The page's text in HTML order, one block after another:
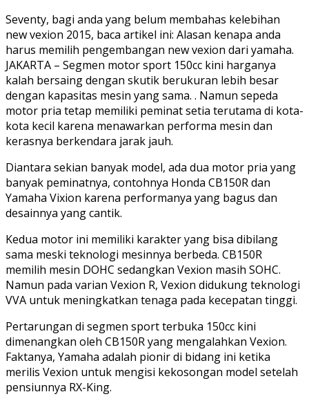
Seventy, bagi anda yang belum membahas kelebihan
new vexion 2015, baca artikel ini: Alasan kenapa anda
harus memilih pengembangan new vexion dari yamaha.
JAKARTA – Segmen motor sport 150cc kini harganya
kalah bersaing dengan skutik berukuran lebih besar
dengan kapasitas mesin yang sama. . Namun sepeda
motor pria tetap memiliki peminat setia terutama di kota-
kota kecil karena menawarkan performa mesin dan
kerasnya berkendara jarak jauh.
Diantara sekian banyak model, ada dua motor pria yang
banyak peminatnya, contohnya Honda CB150R dan
Yamaha Vixion karena performanya yang bagus dan
desainnya yang cantik.
Kedua motor ini memiliki karakter yang bisa dibilang
sama meski teknologi mesinnya berbeda. CB150R
memilih mesin DOHC sedangkan Vexion masih SOHC.
Namun pada varian Vexion R, Vexion didukung teknologi
VVA untuk meningkatkan tenaga pada kecepatan tinggi.
Pertarungan di segmen sport terbuka 150cc kini
dimenangkan oleh CB150R yang mengalahkan Vexion.
Faktanya, Yamaha adalah pionir di bidang ini ketika
merilis Vexion untuk mengisi kekosongan model setelah
pensiunnya RX-King.